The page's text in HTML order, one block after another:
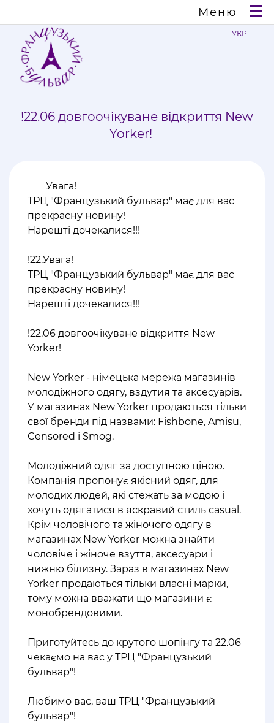
Меню
УКР
!22.06 довгоочікуване відкриття New
Yorker! ⠀
Увага!
ТРЦ "Французький бульвар" має для вас
прекрасну новину!
Нарешті дочекалися!!!
!22.Увага!
ТРЦ "Французький бульвар" має для вас
прекрасну новину!
Нарешті дочекалися!!!
!22.06 довгоочікуване відкриття New
Yorker!
New Yorker - німецька мережа магазинів
молодіжного одягу, вздутия та аксесуарів.
У магазинах New Yorker продаються тільки
свої бренди під назвами: Fishbone, Amisu,
Censored і Smog.
Молодіжний одяг за доступною ціною.
Компанія пропонує якісний одяг, для
молодих людей, які стежать за модою і
хочуть одягатися в яскравий стиль casual.
Крім чоловічого та жіночого одягу в
магазинах New Yorker можна знайти
чоловіче і жіноче взуття, аксесуари і
нижню білизну. Зараз в магазинах New
Yorker продаються тільки власні марки,
тому можна вважати що магазини є
монобрендовими.
Приготуйтесь до крутого шопінгу та 22.06
чекаємо на вас у ТРЦ "Французький
бульвар"!
Любимо вас, ваш ТРЦ "Французький
бульвар"!